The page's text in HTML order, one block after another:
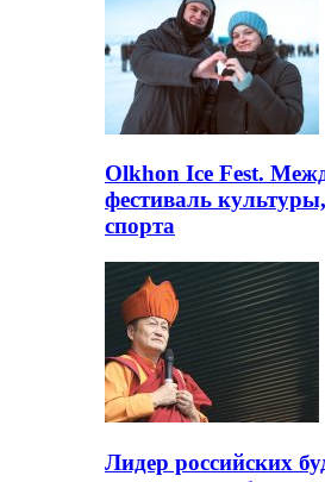
Olkhon Ice Fest.
фестиваль
спорта
Лидер российских